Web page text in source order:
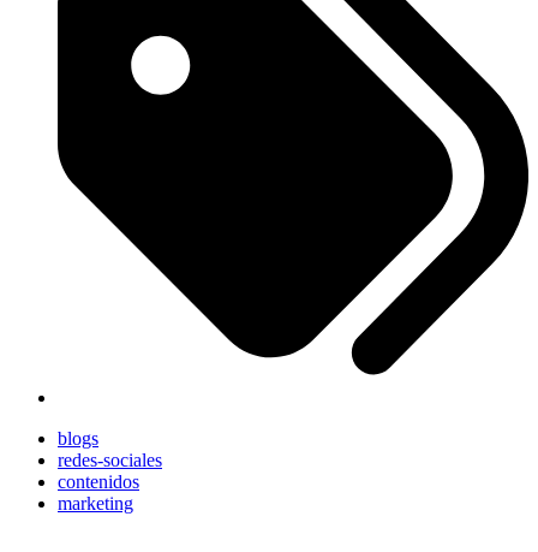
blogs
redes-sociales
contenidos
marketing